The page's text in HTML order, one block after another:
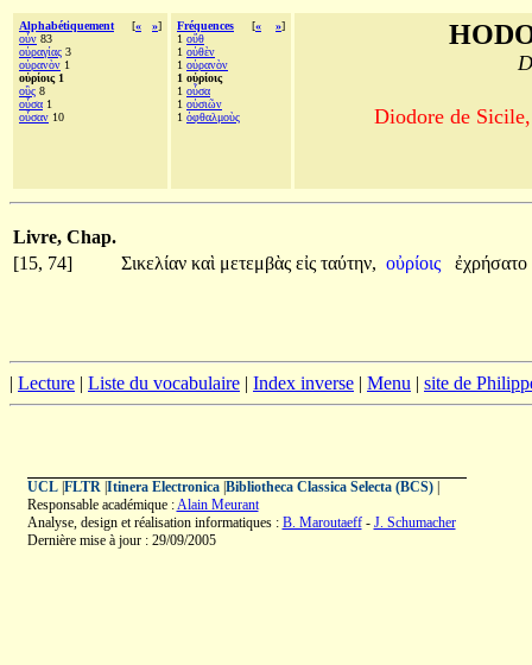
Alphabétiquement [« »]
οὖν 83
οὐραγίας 3
οὐρανὸν 1
οὐρίοις 1
οὓς 8
οὖσα 1
οὖσαν 10
Fréquences [« »]
1 οὔθ
1 οὐθὲν
1 οὐρανὸν
1 οὐρίοις
1 οὖσα
1 οὐσιῶν
1 ὀφθαλμοὺς Diodore de
Livre, Chap.
[15, 74]
Σικελίαν καὶ μετεμβὰς εἰς ταύτην, οὐρίοις ἐχρήσατο
| Lecture | Liste du vocabulaire | Index inverse | Menu | site de
UCL| FLTR| Itinera Electronica| Bibliotheca Classica Selecta (BCS)|
Responsable académique :Alain Meurant
Analyse, design et réalisation informatiques : B. Maroutaeff- J. Schumacher
Dernière mise à jour : 29/09/2005